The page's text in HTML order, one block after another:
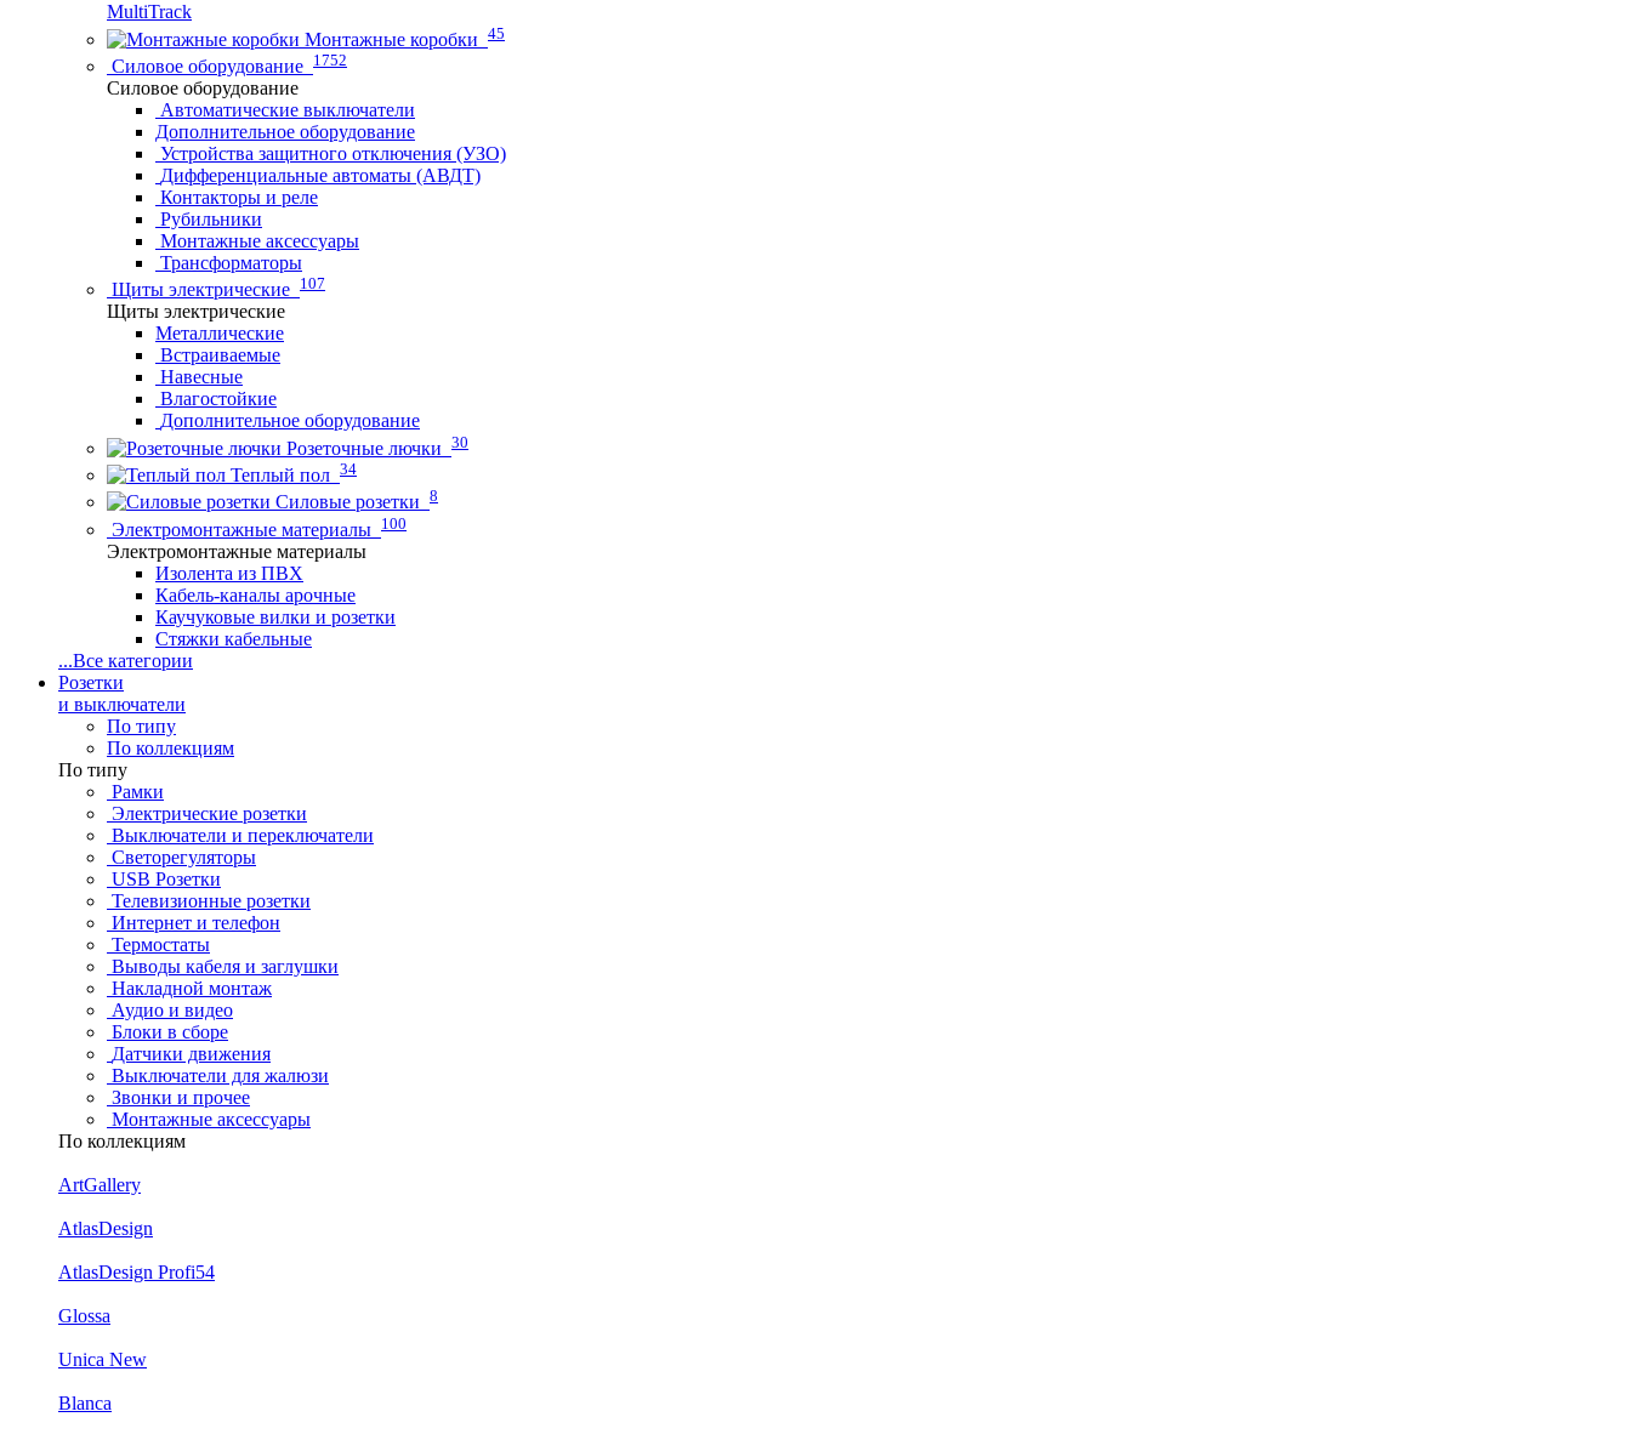
MultiTrack
Монтажные коробки 45
Силовое оборудование 1752
Силовое оборудование
Автоматические выключатели
Дополнительное оборудование
Устройства защитного отключения (УЗО)
Дифференциальные автоматы (АВДТ)
Контакторы и реле
Рубильники
Монтажные аксессуары
Трансформаторы
Щиты электрические 107
Щиты электрические
Металлические
Встраиваемые
Навесные
Влагостойкие
Дополнительное оборудование
Розеточные лючки 30
Теплый пол 34
Силовые розетки 8
Электромонтажные материалы 100
Электромонтажные материалы
Изолента из ПВХ
Кабель-каналы арочные
Каучуковые вилки и розетки
Стяжки кабельные
...Все категории
Розетки
и выключатели
По типу
По коллекциям
По типу
Рамки
Электрические розетки
Выключатели и переключатели
Светорегуляторы
USB Розетки
Телевизионные розетки
Интернет и телефон
Термостаты
Выводы кабеля и заглушки
Накладной монтаж
Аудио и видео
Блоки в сборе
Датчики движения
Выключатели для жалюзи
Звонки и прочее
Монтажные аксессуары
По коллекциям
ArtGallery
AtlasDesign
AtlasDesign Profi54
Glossa
Unica New
Blanca